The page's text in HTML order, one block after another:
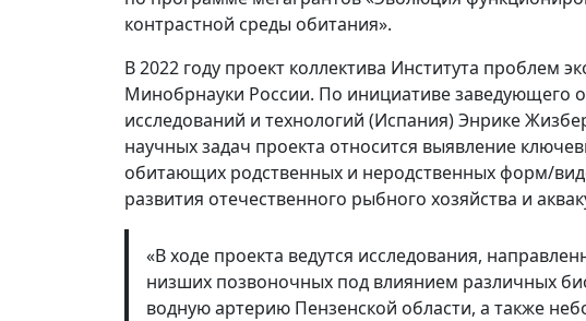
контрастной среды обитания».
В 2022 году проект коллектива Института проблем
Минобрнауки России. По инициативе заведующего
исследований и технологий (Испания) Энрике
научных задач проекта относится выявление
обитающих родственных и неродственных форм/
развития отечественного рыбного хозяйства и
«В ходе проекта ведутся исследования,
низших позвоночных под влиянием различных
водную артерию Пензенской области, а также